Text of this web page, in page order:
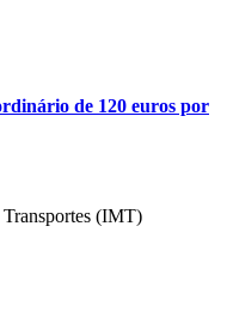
de 120 euros por
(IMT)